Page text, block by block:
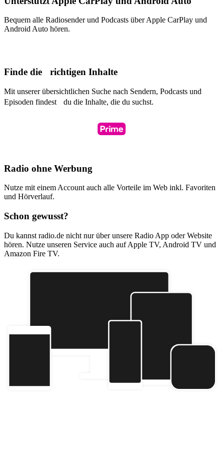
Bequem alle Radiosender und Podcasts über Apple CarPlay und
Android Auto hören.
Finde die richtigen Inhalte
Mit unserer übersichtlichen Suche nach Sendern, Podcasts und
Episoden findest du die Inhalte, die du suchst.
Radio ohne Werbung
Nutze mit einem Account auch alle Vorteile im Web inkl. Favoriten
und Hörverlauf.
Schon gewusst?
Du kannst radio.de nicht nur über unsere Radio App oder Website
hören. Nutze unseren Service auch auf Apple TV, Android TV und
Amazon Fire TV.